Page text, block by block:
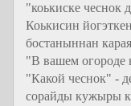
"коькиске чеснок
Коькисин
бостаныннан
"В вашем огороде
"Какой чеснок" -
сорайды кужыры